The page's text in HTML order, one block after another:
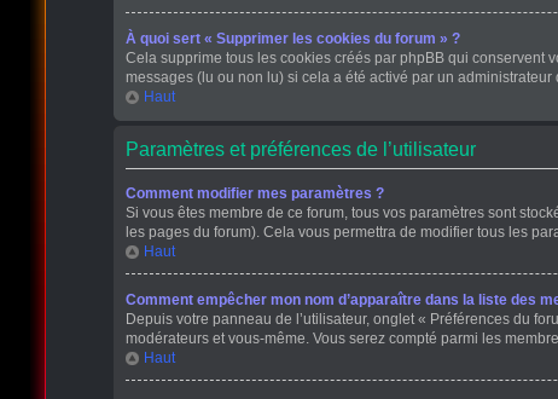
À quoi sert « Supprimer les cookies du forum » ?
Cela supprime tous les cookies créés par phpBB qui conservent
messages (lu ou non lu) si cela a été activé par un
Haut
Paramètres et préférences de l’utilisateur
Comment modifier mes paramètres ?
Si vous êtes membre de ce forum, tous vos paramètres sont
les pages du forum). Cela vous permettra de modifier tous les
Haut
Comment empêcher mon nom d’apparaître dans la liste des
Depuis votre panneau de l’utilisateur, onglet « Préférences du
modérateurs et vous-même. Vous serez compté parmi les
Haut